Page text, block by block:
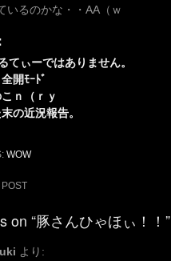
いるのかな・・AA（ｗ
てぃーではありません。
開ﾓｰﾄﾞ
ｎ（ｒｙ
の近況報告。
WOW
on “豚さんひゃほぃ！！”
より: